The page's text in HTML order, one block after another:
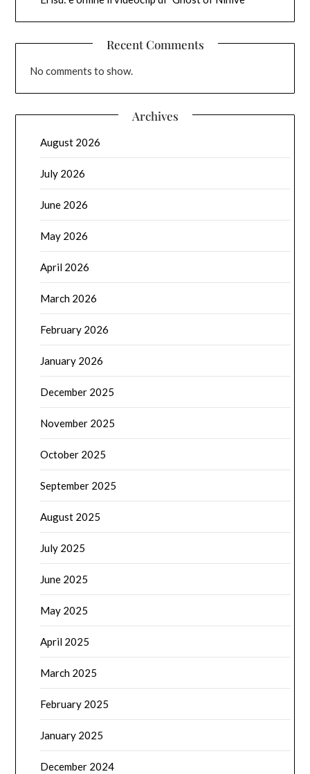
Recent Comments
No comments to show.
Archives
August 2026
July 2026
June 2026
May 2026
April 2026
March 2026
February 2026
January 2026
December 2025
November 2025
October 2025
September 2025
August 2025
July 2025
June 2025
May 2025
April 2025
March 2025
February 2025
January 2025
December 2024